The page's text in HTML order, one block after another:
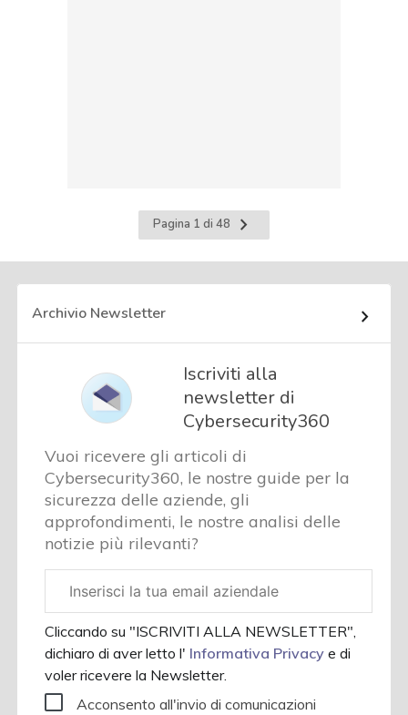
Pagina 1 di 48
Pagina
successiva
Archivio Newsletter
Iscriviti alla
newsletter di
Cybersecurity360
Vuoi ricevere gli articoli di
Cybersecurity360, le nostre guide per la
sicurezza delle aziende, gli
approfondimenti, le nostre analisi delle
notizie più rilevanti?
aziendale
Cliccando su "ISCRIVITI ALLA NEWSLETTER",
dichiaro di aver letto l' Informativa Privacye di
voler ricevere la Newsletter.
Acconsento all'invio di comunicazioni